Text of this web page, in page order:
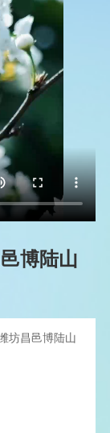
博陆山
坊昌邑博陆山